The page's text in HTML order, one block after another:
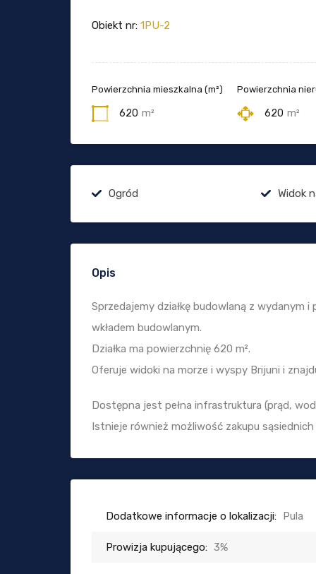
Obiekt nr: 1PU-2
Powierzchnia mieszkalna (m²)
620 m²
Powierzchnia
620 m²
Ogród Widok
Opis
Sprzedajemy działkę budowlaną z wydanym
wkładem budowlanym.
Działka ma powierzchnię 620 m².
Oferuje widoki na morze i wyspy Brijuni i
Dostępna jest pełna infrastruktura (prąd,
Istnieje również możliwość zakupu sąsiednich
Dodatkowe informacje o lokalizacji: Pula
Prowizja kupującego: 3%